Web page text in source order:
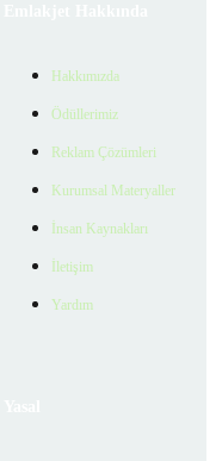
Hakkımızda
Ödüllerimiz
Reklam Çözümleri
Kurumsal Materyaller
İnsan Kaynakları
İletişim
Yardım